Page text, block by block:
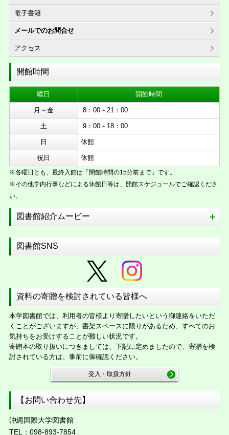
電子書籍
メールでのお問合せ
アクセス
開館時間
曜日 開館時間
月～金 8：00～21：00
土 9：00～18：00
日 休館
祝日 休館
※各曜日とも、最終入館は「閉館時間の15分前まで」です。
※その他学内行事などによる休館日等は、開館スケジュールでご確認くださ
い。
図書館紹介ムービー
図書館SNS
資料の寄贈を検討されている皆様へ
本学図書館では、利用者の皆様より寄贈したいという御連絡をいただ
くことがございますが、書架スペースに限りがあるため、すべてのお
気持ちをお受けすることが難しい状況です。
寄贈本の取り扱いにつきましては、下記に定めましたので、寄贈を検
討されている方は、事前に御確認ください。
受入・取扱方針
【お問い合わせ先】
沖縄国際大学図書館
TEL：098-893-7854